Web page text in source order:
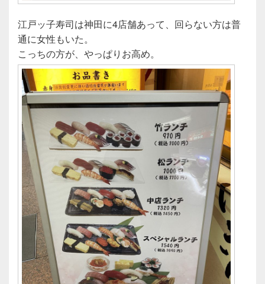
江戸ッ子寿司は神田に4店舗あって、回らない方は普
通に女性もいた。
こっちの方が、やっぱりお高め。